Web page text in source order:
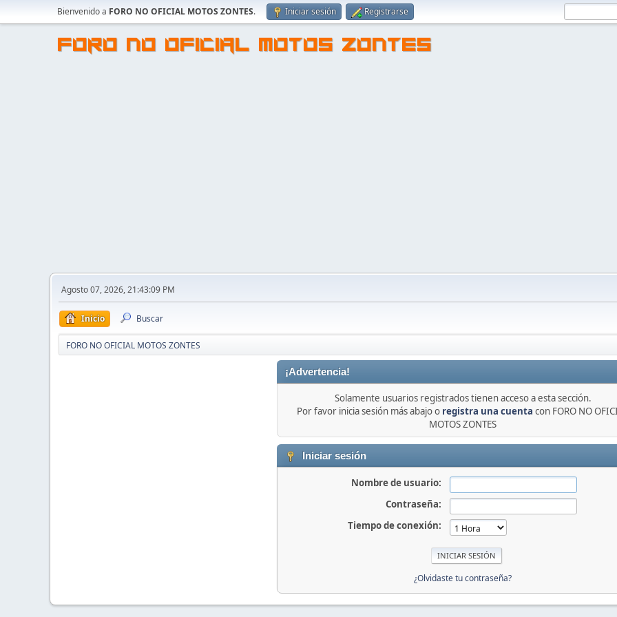
Bienvenido a FORO NO OFICIAL MOTOS ZONTES. Iniciar sesión Registrarse
FORO NO OFICIAL MOTOS ZONTES
Agosto 07, 2026, 21:43:09 PM
Inicio Buscar
FORO NO OFICIAL MOTOS ZONTES
¡Advertencia!
Solamente usuarios registrados tienen acceso a esta sección.
Por favor inicia sesión más abajo o registra una cuenta con FORO NO
MOTOS ZONTES
Iniciar sesión
Nombre de usuario:
Contraseña:
Tiempo de conexión:
¿Olvidaste tu contraseña?